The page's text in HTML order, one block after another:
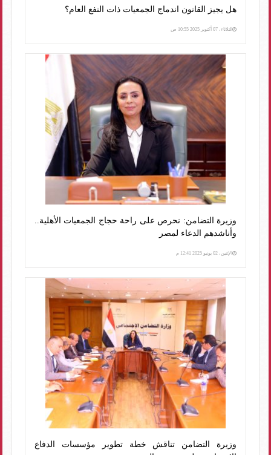
هل يجيز القانون اندماج الجمعيات ذات النفع العام؟
الثلاثاء، 07 أكتوبر 2025 10:55 ص
وزيرة التضامن: نحرص على راحة حجاج الجمعيات الأهلية..
وأناشدهم الدعاء لمصر
الإثنين، 02 يونيو 2025 12:41 م
وزيرة التضامن تناقش خطة تطوير مؤسسات الدفاع